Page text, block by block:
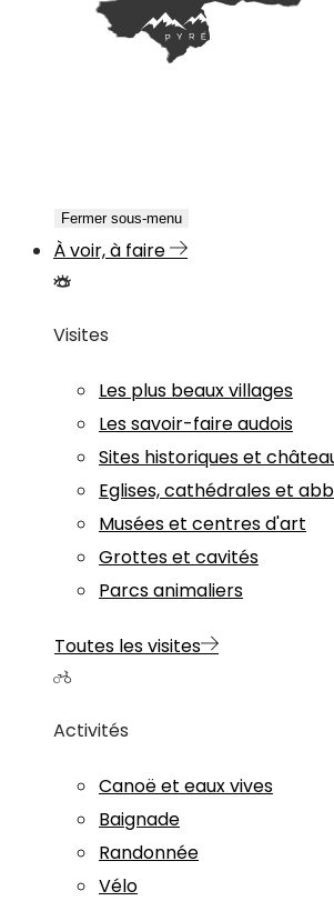
Fermer sous-menu
À voir, à faire
Visites
Les plus beaux villages
Les savoir-faire audois
Sites historiques et
Eglises, cathédrales et
Musées et centres d'art
Grottes et cavités
Parcs animaliers
Toutes les visites
Activités
Canoë et eaux vives
Baignade
Randonnée
Vélo